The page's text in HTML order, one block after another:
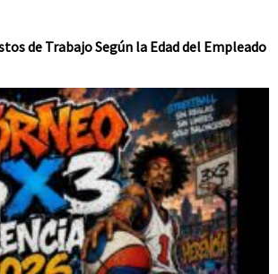
de Trabajo Según la Edad del Empleado